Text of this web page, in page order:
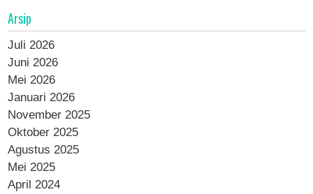
Arsip
Juli 2026
Juni 2026
Mei 2026
Januari 2026
November 2025
Oktober 2025
Agustus 2025
Mei 2025
April 2024